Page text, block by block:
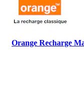
Orange Recharge